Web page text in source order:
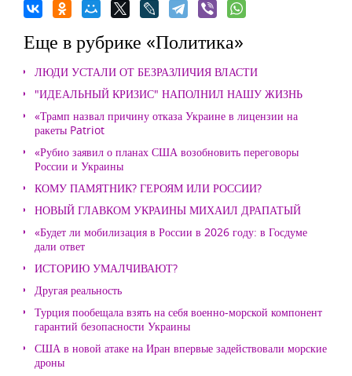
Еще в рубрике «Политика»
ЛЮДИ УСТАЛИ ОТ БЕЗРАЗЛИЧИЯ ВЛАСТИ
"ИДЕАЛЬНЫЙ КРИЗИС" НАПОЛНИЛ НАШУ ЖИЗНЬ
«Трамп назвал причину отказа Украине в лицензии на
ракеты Patriot
«Рубио заявил о планах США возобновить переговоры
России и Украины
КОМУ ПАМЯТНИК? ГЕРОЯМ ИЛИ РОССИИ?
НОВЫЙ ГЛАВКОМ УКРАИНЫ МИХАИЛ ДРАПАТЫЙ
«Будет ли мобилизация в России в 2026 году: в Госдуме
дали ответ
ИСТОРИЮ УМАЛЧИВАЮТ?
Другая реальность
Турция пообещала взять на себя военно-морской компонент
гарантий безопасности Украины
США в новой атаке на Иран впервые задействовали морские
дроны